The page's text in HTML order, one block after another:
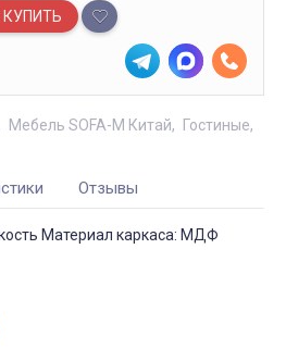
КУПИТЬ
Мебель SOFA-M Китай
Гостиные
Отзывы
Материал каркаса: МДФ